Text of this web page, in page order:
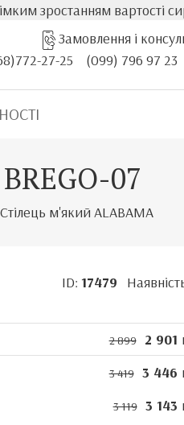
вартості сировини
Замовлення і
27-25
(099) 796 97 23
07
Стілець м'який ALABAMA
ID: 17479
2 899 2 901
3 419 3 446
3 119 3 143